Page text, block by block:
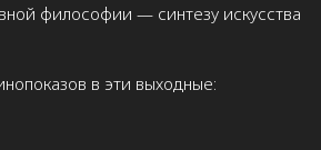
философии — синтезу искусства
в эти выходные: